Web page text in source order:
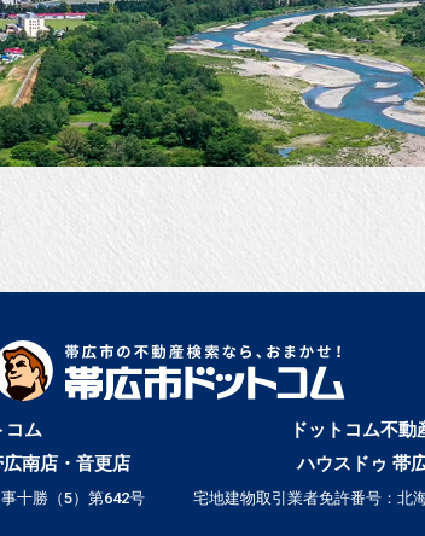
コム
南店・音更店
十勝（5）第642号
ドットコム不動
ハウスドゥ 帯
宅地建物取引業者免許番号：北